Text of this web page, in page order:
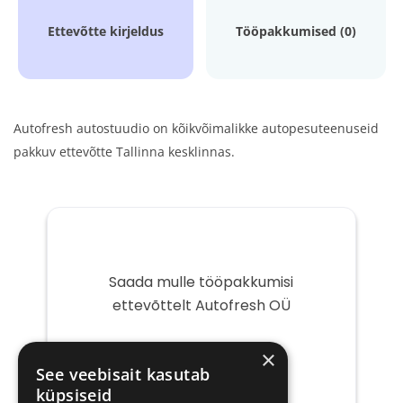
Ettevõtte kirjeldus Tööpakkumised (0)
Autofresh autostuudio on kõikvõimalikke autopesuteenuseid
pakkuv ettevõtte Tallinna kesklinnas.
Saada mulle tööpakkumisi
ettevõttelt Autofresh OÜ
post
×
See veebisait kasutab
küpsiseid